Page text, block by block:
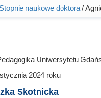
Stopnie naukowe doktora/
Uniwersytetu
2024roku
Skotnicka